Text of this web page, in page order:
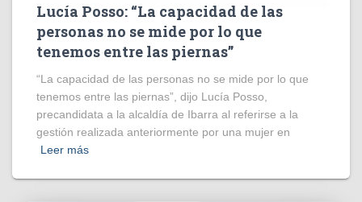
Lucía Posso: “La capacidad de las
personas no se mide por lo que
tenemos entre las piernas”
“La capacidad de las personas no se mide por lo que
tenemos entre las piernas”, dijo Lucía Posso,
precandidata a la alcaldía de Ibarra al referirse a la
gestión realizada anteriormente por una mujer en
Leer más